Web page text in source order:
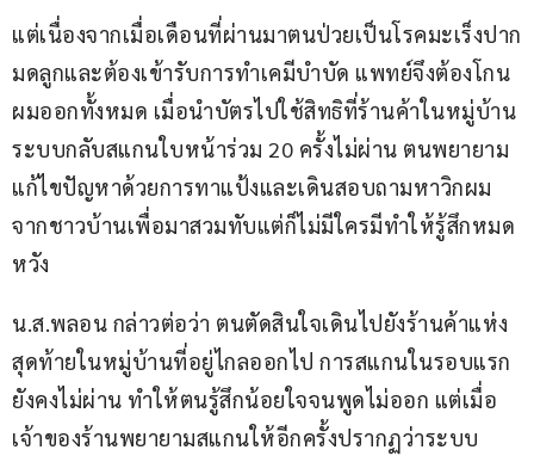
แต่เนื่องจากเมื่อเดือนที่ผ่านมาตนป่วยเป็นโรคมะเร็งปาก
มดลูกและต้องเข้ารับการทำเคมีบำบัด แพทย์จึงต้องโกน
ผมออกทั้งหมด เมื่อนำบัตรไปใช้สิทธิที่ร้านค้าในหมู่บ้าน
ระบบกลับสแกนใบหน้าร่วม 20 ครั้งไม่ผ่าน ตนพยายาม
แก้ไขปัญหาด้วยการทาแป้งและเดินสอบถามหาวิกผม
จากชาวบ้านเพื่อมาสวมทับแต่ก็ไม่มีใครมีทำให้รู้สึกหมด
หวัง
น.ส.พลอน กล่าวต่อว่า ตนตัดสินใจเดินไปยังร้านค้าแห่ง
สุดท้ายในหมู่บ้านที่อยู่ไกลออกไป การสแกนในรอบแรก
ยังคงไม่ผ่าน ทำให้ตนรู้สึกน้อยใจจนพูดไม่ออก แต่เมื่อ
เจ้าของร้านพยายามสแกนให้อีกครั้งปรากฏว่าระบบ